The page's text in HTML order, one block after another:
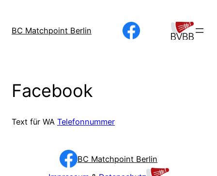
InhaltBC Matchpoint Berlin
Facebook
Text für WA Telefonnummer
BC Matchpoint Berlin